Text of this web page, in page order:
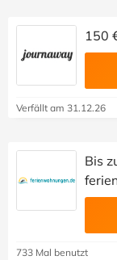
150
Verfällt am 31.12.26
Bis
733 Mal benutzt